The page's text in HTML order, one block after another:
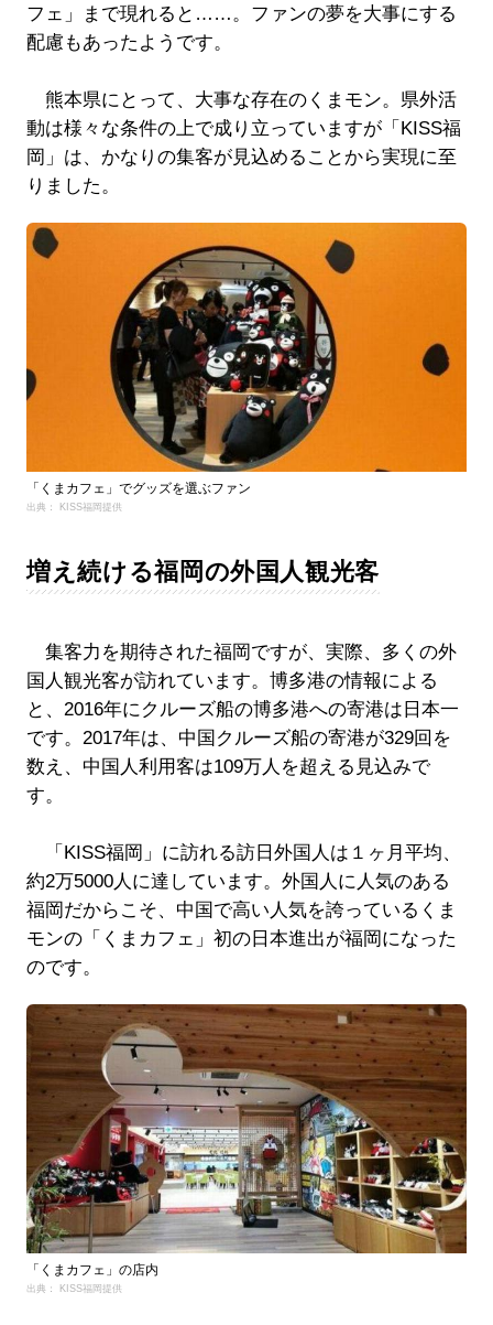
フェ」まで現れると……。ファンの夢を大事にする
配慮もあったようです。
熊本県にとって、大事な存在のくまモン。県外活
動は様々な条件の上で成り立っていますが「KISS福
岡」は、かなりの集客が見込めることから実現に至
りました。
「くまカフェ」でグッズを選ぶファン
出典： KISS福岡提供
増え続ける福岡の外国人観光客
集客力を期待された福岡ですが、実際、多くの外
国人観光客が訪れています。博多港の情報による
と、2016年にクルーズ船の博多港への寄港は日本一
です。2017年は、中国クルーズ船の寄港が329回を
数え、中国人利用客は109万人を超える見込みで
す。
「KISS福岡」に訪れる訪日外国人は１ヶ月平均、
約2万5000人に達しています。外国人に人気のある
福岡だからこそ、中国で高い人気を誇っているくま
モンの「くまカフェ」初の日本進出が福岡になった
のです。
「くまカフェ」の店内
出典： KISS福岡提供